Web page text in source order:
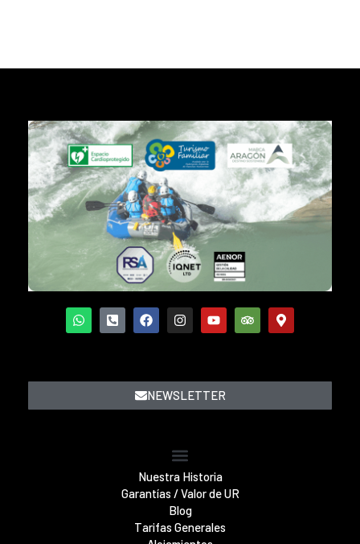
NEWSLETTER
Nuestra Historia
Garantías / Valor de UR
Blog
Tarifas Generales